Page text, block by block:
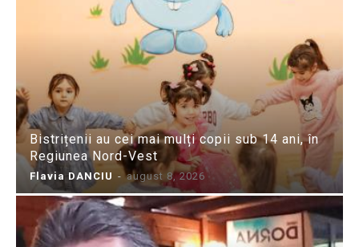
Bistrițenii au cei mai mulți copii sub 14 ani, în
Regiunea Nord-Vest
Flavia DANCIU - august 8, 2026